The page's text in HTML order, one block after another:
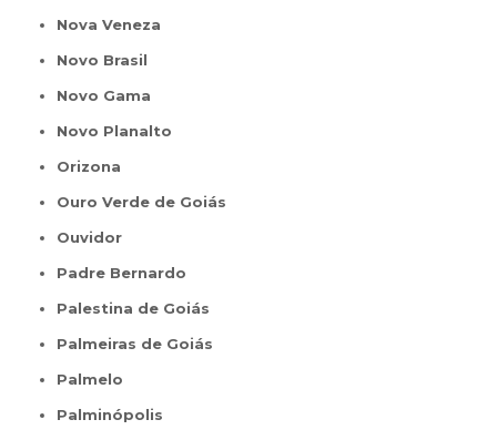
Nova Veneza
Novo Brasil
Novo Gama
Novo Planalto
Orizona
Ouro Verde de Goiás
Ouvidor
Padre Bernardo
Palestina de Goiás
Palmeiras de Goiás
Palmelo
Palminópolis